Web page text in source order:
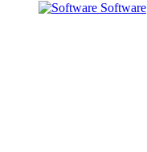
Software